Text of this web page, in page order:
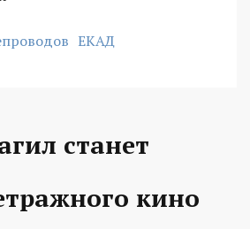
ЕКАД
станет
кино